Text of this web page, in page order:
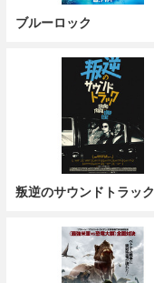
ブルーロック
叛逆のサウンドトラック